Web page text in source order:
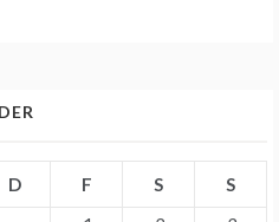
D F S
S